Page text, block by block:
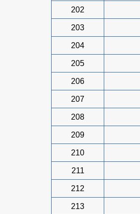
202
203
204
205
206
207
208
209
210
211
212
213